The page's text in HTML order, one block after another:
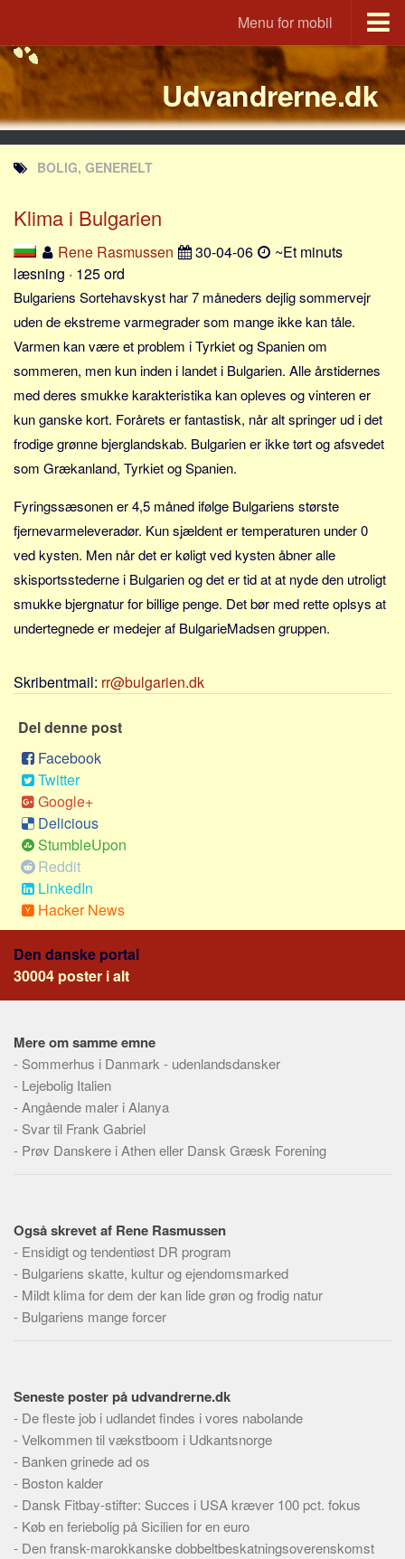
Menu for mobil
Portal
Udvandrerne.dk
Utvandrerne.no
Utvandrarna.se
Tyskland.dk
England.dk
JLKM.dk
Lande
Tyrkiet
Spanien
Norge
Thailand
Grækenland
USA
Alle
Nøgleord
Job
Investering
Pension og opsparing
Forbrug
Social sikring og sundhed
Transport
Alle
Aspekter
Køb og salg
Økonomi
Statistik
Praktisk
Alle
Meta
Skribenter
Personer
Steder
Kilder
Forhistorien
Redigering
Tekstannoncer
Bannere
Hjælp
Udvandrerne.dk
BOLIG, GENERELT
Klima i Bulgarien
Rene Rasmussen 30-04-06
~Et minuts
læsning · 125 ord
Bulgariens Sortehavskyst har 7 måneders dejlig sommervejr
uden de ekstreme varmegrader som mange ikke kan tåle.
Varmen kan være et problem i Tyrkiet og Spanien om
sommeren, men kun inden i landet i Bulgarien. Alle årstidernes
med deres smukke karakteristika kan opleves og vinteren er
kun ganske kort. Forårets er fantastisk, når alt springer ud i det
frodige grønne bjerglandskab. Bulgarien er ikke tørt og afsvedet
som Grækanland, Tyrkiet og Spanien.
Fyringssæsonen er 4,5 måned ifølge Bulgariens største
fjernevarmeleveradør. Kun sjældent er temperaturen under 0
ved kysten. Men når det er køligt ved kysten åbner alle
skisportsstederne i Bulgarien og det er tid at at nyde den utroligt
smukke bjergnatur for billige penge. Det bør med rette oplsys at
undertegnede er medejer af BulgarieMadsen gruppen.
Skribentmail: rr@bulgarien.dk
Del denne post
Facebook
Twitter
Google+
Delicious
StumbleUpon
Reddit
LinkedIn
Hacker News
Den danske portal
30004 poster i alt
Mere om samme emne
- Sommerhus i Danmark - udenlandsdansker
- Lejebolig Italien
-Angående maler i Alanya
- Svar til Frank Gabriel
- Prøv Danskere i Athen eller Dansk Græsk Forening
Også skrevet af Rene Rasmussen
- Ensidigt og tendentiøst DR program
- Bulgariens skatte, kultur og ejendomsmarked
- Mildt klima for dem der kan lide grøn og frodig natur
- Bulgariens mange forcer
Seneste poster på udvandrerne.dk
- De fleste job i udlandet findes i vores nabolande
-Velkommen til vækstboom i Udkantsnorge
- Banken grinede ad os
- Boston kalder
- Dansk Fitbay-stifter: Succes i USA kræver 100 pct. fokus
- Køb en feriebolig på Sicilien for en euro
- Den fransk-marokkanske dobbeltbeskatningsoverenskomst